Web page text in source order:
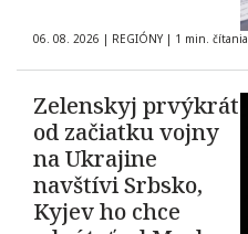
06. 08. 2026 | REGIÓNY | 1 min. čítania
Zelenskyj prvýkrát
od začiatku vojny
na Ukrajine
navštívi Srbsko,
Kyjev ho chce